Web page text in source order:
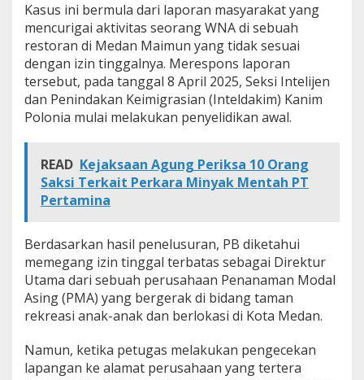
B
e
k
e
r
j
a
d
e
s
t
n
Kasus ini bermula dari laporan masyarakat yang
mencurigai aktivitas seorang WNA di sebuah
restoran di Medan Maimun yang tidak sesuai
dengan izin tinggalnya. Merespons laporan
tersebut, pada tanggal 8 April 2025, Seksi Intelijen
dan Penindakan Keimigrasian (Inteldakim) Kanim
Polonia mulai melakukan penyelidikan awal.
READ Kejaksaan Agung Periksa 10 Orang
Saksi Terkait Perkara Minyak Mentah PT
Pertamina
Berdasarkan hasil penelusuran, PB diketahui
memegang izin tinggal terbatas sebagai Direktur
Utama dari sebuah perusahaan Penanaman Modal
Asing (PMA) yang bergerak di bidang taman
rekreasi anak-anak dan berlokasi di Kota Medan.
Namun, ketika petugas melakukan pengecekan
lapangan ke alamat perusahaan yang tertera